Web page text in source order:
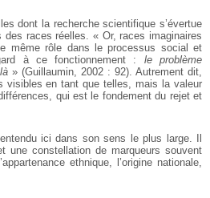
dont la recherche scientifique s’évertue
des races réelles. « Or, races imaginaires
même rôle dans le processus social et
à ce fonctionnement : le problème
» (Guillaumin, 2002 : 92). Autrement dit,
visibles en tant que telles, mais la valeur
qui est le fondement du rejet et
ici dans son sens le plus large. Il
une constellation de marqueurs souvent
ethnique, l’origine nationale,